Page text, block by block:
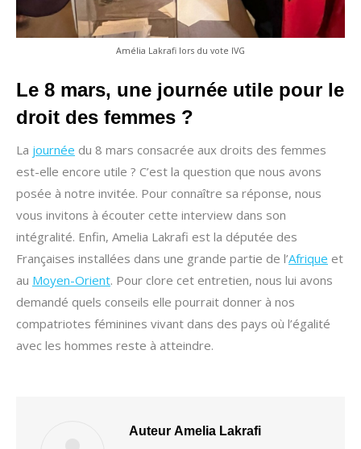
Amélia Lakrafi lors du vote IVG
Le 8 mars, une journée utile pour le
droit des femmes ?
La journée du 8 mars consacrée aux droits des femmes
est-elle encore utile ? C’est la question que nous avons
posée à notre invitée. Pour connaître sa réponse, nous
vous invitons à écouter cette interview dans son
intégralité. Enfin, Amelia Lakrafi est la députée des
Françaises installées dans une grande partie de l’Afrique et
au Moyen-Orient. Pour clore cet entretien, nous lui avons
demandé quels conseils elle pourrait donner à nos
compatriotes féminines vivant dans des pays où l’égalité
avec les hommes reste à atteindre.
Auteur Amelia Lakrafi